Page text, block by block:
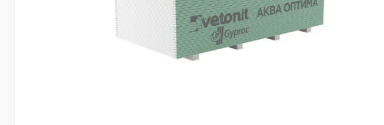
строительные, серпянки
Лакокрасочные материалы